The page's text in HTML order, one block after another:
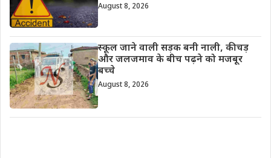
August 8, 2026
स्कूल जाने वाली सड़क बनी नाली, कीचड़
और जलजमाव के बीच पढ़ने को मजबूर
बच्चे
August 8, 2026